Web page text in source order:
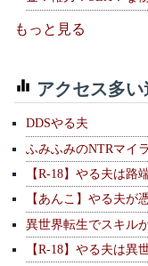
もっと見る
アクセス多
DDSやる夫
ふみふみのNTRマイ
【R-18】やる夫は路
【あんこ】やる夫が
異世界転生でスキル
【R-18】やる夫は